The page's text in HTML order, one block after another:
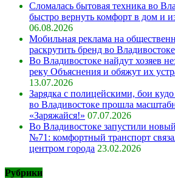
Сломалась бытовая техника во
быстро вернуть комфорт в дом и
06.08.2026
Мобильная реклама на
раскрутить бренд во Владивостоке
Во Владивостоке найдут хозяев
реку Объяснения и обяжут их
13.07.2026
Зарядка с полицейскими, бои
во Владивостоке прошла
«Заряжайся!» 07.07.2026
Во Владивостоке запустили
№71: комфортный транспорт
центром города 23.02.2026
Рубрики